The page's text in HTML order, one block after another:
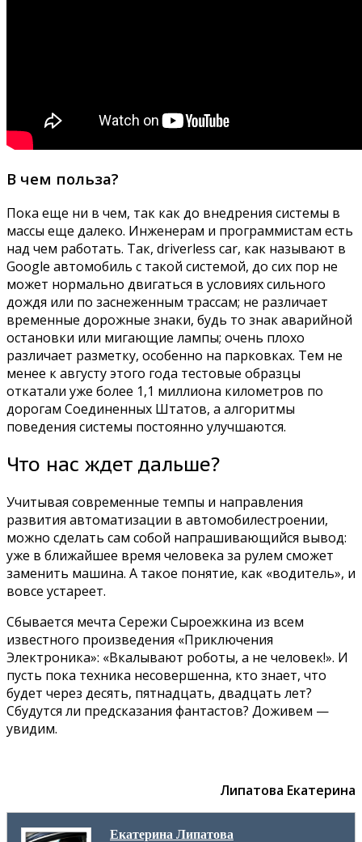
В чем польза?
Пока еще ни в чем, так как до внедрения системы в
массы еще далеко. Инженерам и программистам есть
над чем работать. Так, driverless car, как называют в
Google автомобиль с такой системой, до сих пор не
может нормально двигаться в условиях сильного
дождя или по заснеженным трассам; не различает
временные дорожные знаки, будь то знак аварийной
остановки или мигающие лампы; очень плохо
различает разметку, особенно на парковках. Тем не
менее к августу этого года тестовые образцы
откатали уже более 1,1 миллиона километров по
дорогам Соединенных Штатов, а алгоритмы
поведения системы постоянно улучшаются.
Что нас ждет дальше?
Учитывая современные темпы и направления
развития автоматизации в автомобилестроении,
можно сделать сам собой напрашивающийся вывод:
уже в ближайшее время человека за рулем сможет
заменить машина. А такое понятие, как «водитель», и
вовсе устареет.
Сбывается мечта Сережи Сыроежкина из всем
известного произведения «Приключения
Электроника»: «Вкалывают роботы, а не человек!». И
пусть пока техника несовершенна, кто знает, что
будет через десять, пятнадцать, двадцать лет?
Сбудутся ли предсказания фантастов? Доживем —
увидим.
Липатова Екатерина
Екатерина Липатова